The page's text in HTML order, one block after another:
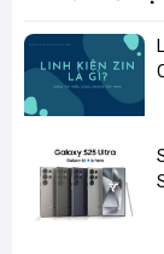
thận, hỗ trợ đổi
màn hình VIVO Y20
màn hình VIVO
màn hình VIVO
màn hình VIVO
màn hình VIVO